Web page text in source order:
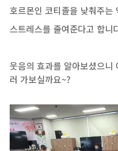
호르몬인 코티졸을 낮춰주는
스트레스를 줄여준다고 합니
웃음의 효과를 알아보셨으니
러 가보실까요~?